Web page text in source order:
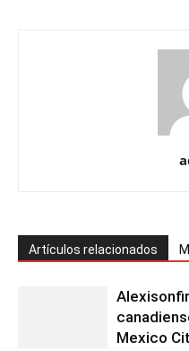
Artículos relacionados
Mexico